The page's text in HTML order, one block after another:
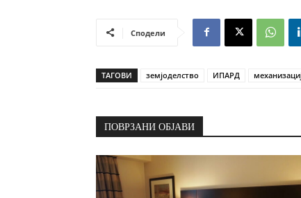
Сподели
ТАГОВИ земјоделство ИПАРД
ПОВРЗАНИ ОБЈАВИ